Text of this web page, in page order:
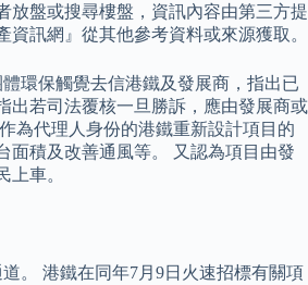
放盤或搜尋樓盤，資訊內容由第三方提
資訊網』從其他參考資料或來源獲取。
環保觸覺去信港鐵及發展商，指出已
出若司法覆核一旦勝訴，應由發展商或
為代理人身份的港鐵重新設計項目的
面積及改善通風等。 又認為項目由發
上車。
。 港鐵在同年7月9日火速招標有關項